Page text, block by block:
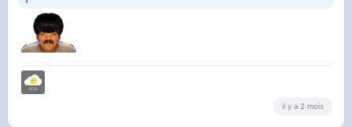
il y a 2 mois